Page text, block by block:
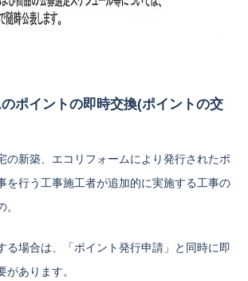
ポイントの即時交換(ポイントの交
の新築、エコリフォームにより発行されたポ
を行う工事施工者が追加的に実施する工事の
る場合は、「ポイント発行申請」と同時に即
あります。